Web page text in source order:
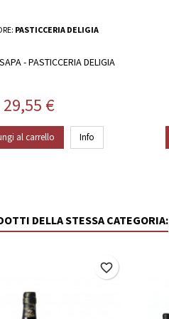
PASTICCERIA DELIGIA
- PASTICCERIA DELIGIA
Prezzo
29,55 €
al carrello Info
DELLA STESSA CATEGORIA:
favorite_border